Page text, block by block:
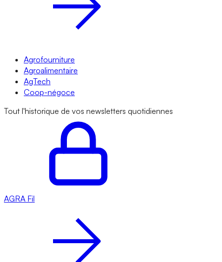
Agrofourniture
Agroalimentaire
AgTech
Coop-négoce
Tout l'historique de vos newsletters quotidiennes
AGRA Fil